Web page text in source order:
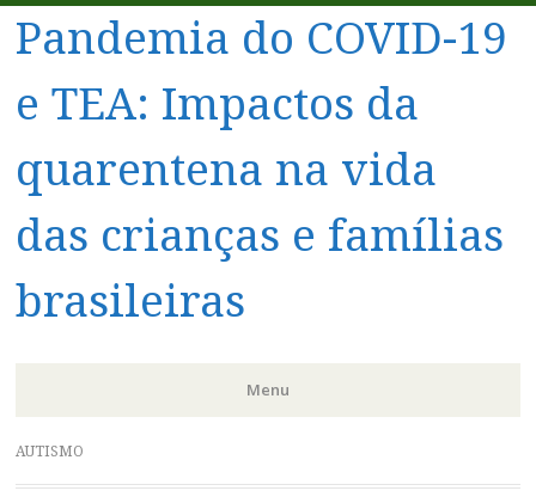
Pandemia do COVID-19
e TEA: Impactos da
quarentena na vida
das crianças e famílias
brasileiras
Menu
Pular
para
AUTISMO